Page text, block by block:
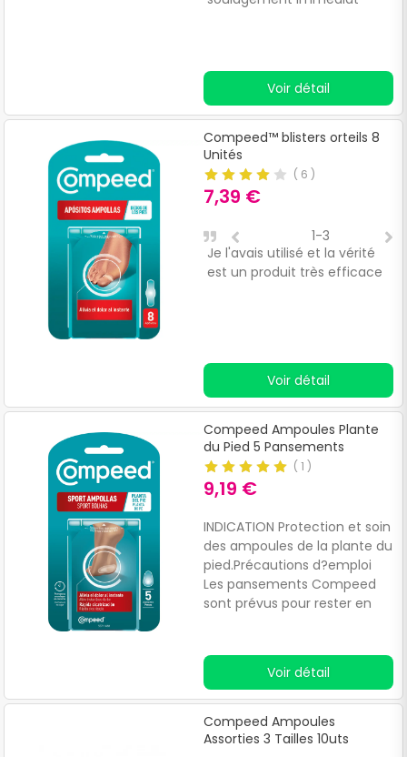
Voir détail
Compeed™ blisters orteils 8
Unités
( 6 )
7,39 €
Je l'avais utilisé et la vérité
est un produit très efficace
1-3
Voir détail
Compeed Ampoules Plante
du Pied 5 Pansements
( 1 )
9,19 €
INDICATION Protection et soin
des ampoules de la plante du
pied.Précautions d?emploi
Les pansements Compeed
sont prévus pour rester en
Voir détail
Compeed Ampoules
Assorties 3 Tailles 10uts